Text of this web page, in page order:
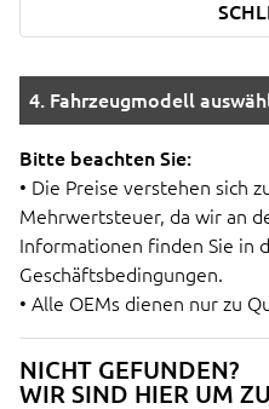
NICHT GEFUNDEN?
WIR SIND HIER UM
4. Fahrzeugmodell
Bitte beachten Sie:
• Die Preise verstehen sich
Mehrwertsteuer, da wir an
Informationen finden Sie in
Geschäftsbedingungen.
• Alle OEMs dienen nur zu